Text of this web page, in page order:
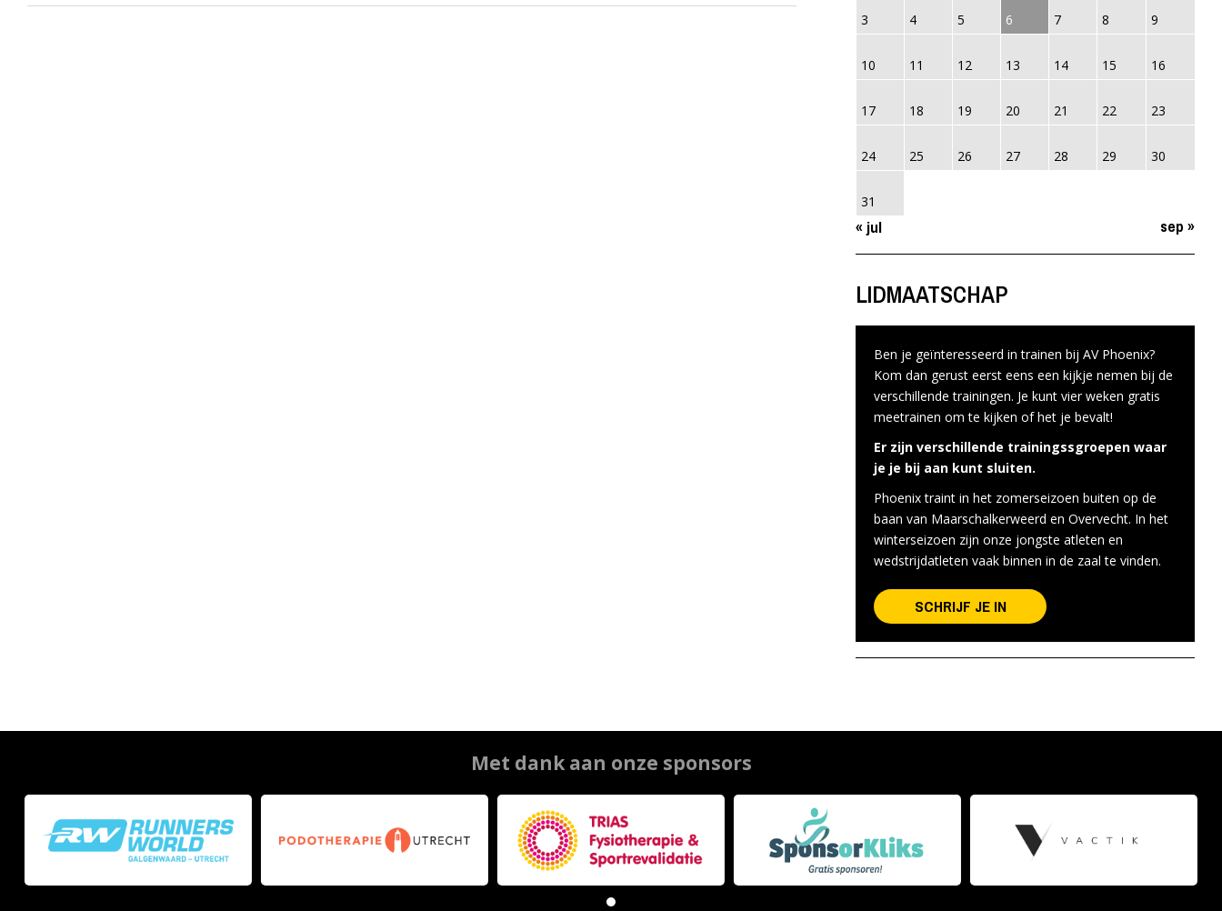
3 4 5 6 7 8 9
10 11 12 13 14 15 16
17 18 19 20 21 22 23
24 25 26 27 28 29 30
31
« jul sep »
LIDMAATSCHAP
Ben je geïnteresseerd in trainen bij AV Phoenix?
Kom dan gerust eerst eens een kijkje nemen bij de
verschillende trainingen. Je kunt vier weken gratis
meetrainen om te kijken of het je bevalt!
Er zijn verschillende trainingssgroepen waar
je je bij aan kunt sluiten.
Phoenix traint in het zomerseizoen buiten op de
baan van Maarschalkerweerd en Overvecht. In het
winterseizoen zijn onze jongste atleten en
wedstrijdatleten vaak binnen in de zaal te vinden.
SCHRIJF JE IN
Met dank aan onze sponsors